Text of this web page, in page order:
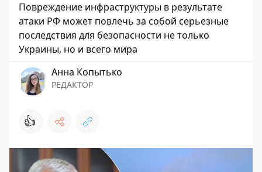
Повреждение инфраструктуры в результате
атаки РФ может повлечь за собой серьезные
последствия для безопасности не только
Украины, но и всего мира
Анна Копытько
РЕДАКТОР
👍